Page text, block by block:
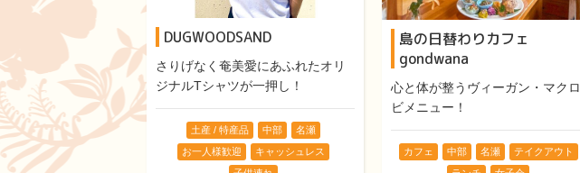
DUGWOODSAND
さりげなく奄美愛にあふれたオリ
ジナルTシャツが一押し！
土産 / 特産品 中部
名瀬
お一人様歓迎
キャッシュレス
島の日替わりカフェ
gondwana
心と体が整うヴィーガン・マクロ
ビメニュー！
カフェ 中部 名瀬
テイクアウト